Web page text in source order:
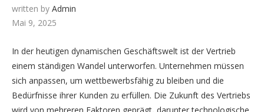
written by Admin
Mai 9, 2025
In der heutigen dynamischen Geschäftswelt ist der Vertrieb
einem ständigen Wandel unterworfen. Unternehmen müssen
sich anpassen, um wettbewerbsfähig zu bleiben und die
Bedürfnisse ihrer Kunden zu erfüllen. Die Zukunft des Vertriebs